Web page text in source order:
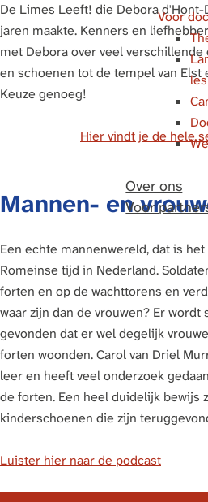
Voor
Over ons
Voor
De Limes Leeft! die Debora
jaren maakte. Kenners en
met Debora over veel verschillende
en schoenen tot de tempel van Elst
Keuze genoeg!
Hier vindt je de hele
Mannen- en
Een echte mannenwereld, dat is
Romeinse tijd in Nederland.
forten en op de wachttorens en
waar zijn dan de vrouwen? Er wordt
gevonden dat er wel degelijk
forten woonden. Carol van Driel
leer en heeft veel onderzoek
de forten. Een heel duidelijk bewijs
kinderschoenen die zijn
Luister hier naar de podcast